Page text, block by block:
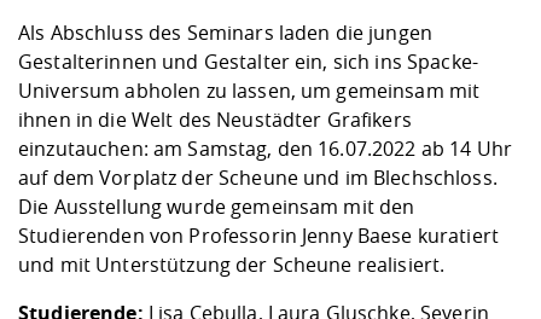
Als Abschluss des Seminars laden die jungen
Gestalterinnen und Gestalter ein, sich ins Spacke-
Universum abholen zu lassen, um gemeinsam mit
ihnen in die Welt des Neustädter Grafikers
einzutauchen: am Samstag, den 16.07.2022 ab 14 Uhr
auf dem Vorplatz der Scheune und im Blechschloss.
Die Ausstellung wurde gemeinsam mit den
Studierenden von Professorin Jenny Baese kuratiert
und mit Unterstützung der Scheune realisiert.
Studierende: Lisa Cebulla, Laura Gluschke, Severin